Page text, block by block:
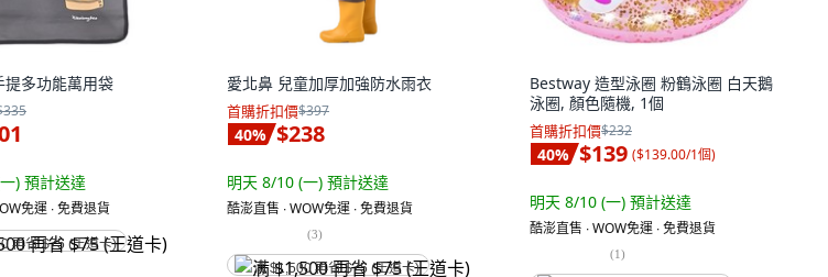
提多功能萬用袋
) 預計送達
免運 ∙ 免費退貨
再省 $75 (王道卡)
愛北鼻 兒童加厚加強防水雨衣
首購折扣價$397
40% $238
明天 8/10 (一) 預計送達
酷澎直售 ∙ WOW免運 ∙ 免費退貨
(3)
满 $1,500 再省 $75 (王道卡)
Bestway 造型泳圈 粉鶴泳圈 白天鵝
泳圈, 顏色隨機, 1個
首購折扣價$232
40% $139 ($139.00/1個)
明天 8/10 (一) 預計送達
酷澎直售 ∙ WOW免運 ∙ 免費退貨
(1)